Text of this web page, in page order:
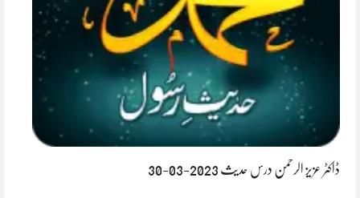
ڈاکٹر عزیز الرحمن درس حدیث 2023-03-30